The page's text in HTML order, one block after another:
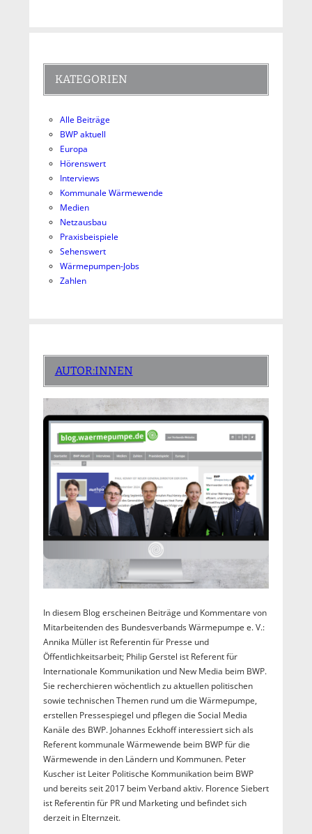
KATEGORIEN
Alle Beiträge
BWP aktuell
Europa
Hörenswert
Interviews
Kommunale Wärmewende
Medien
Netzausbau
Praxisbeispiele
Sehenswert
Wärmepumpen-Jobs
Zahlen
AUTOR:INNEN
In diesem Blog erscheinen Beiträge und Kommentare von
Mitarbeitenden des Bundesverbands Wärmepumpe e. V.:
Annika Müller ist Referentin für Presse und
Öffentlichkeitsarbeit; Philip Gerstel ist Referent für
Internationale Kommunikation und New Media beim BWP.
Sie recherchieren wöchentlich zu aktuellen politischen
sowie technischen Themen rund um die Wärmepumpe,
erstellen Pressespiegel und pflegen die Social Media
Kanäle des BWP. Johannes Eckhoff interessiert sich als
Referent kommunale Wärmewende beim BWP für die
Wärmewende in den Ländern und Kommunen. Peter
Kuscher ist Leiter Politische Kommunikation beim BWP
und bereits seit 2017 beim Verband aktiv. Florence Siebert
ist Referentin für PR und Marketing und befindet sich
derzeit in Elternzeit.